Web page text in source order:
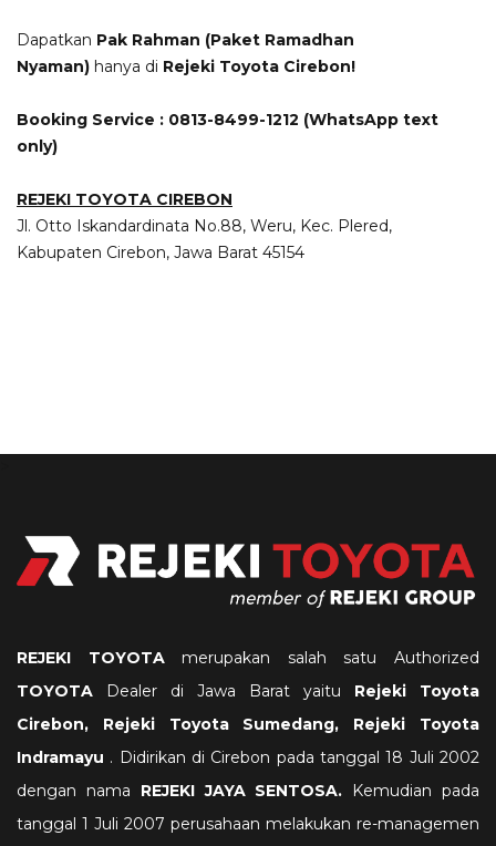
Dapatkan Pak Rahman (Paket Ramadhan
Nyaman) hanya di Rejeki Toyota Cirebon!
Booking Service : 0813-8499-1212 (WhatsApp text
only)
REJEKI TOYOTA CIREBON
Jl. Otto Iskandardinata No.88, Weru, Kec. Plered,
Kabupaten Cirebon, Jawa Barat 45154
REJEKI TOYOTAmerupakan salah satu Authorized
TOYOTA Dealer di Jawa Barat yaitu Rejeki
Toyota
Cirebon, Rejeki Toyota Sumedang, Rejeki Toyota
Indramayu . Didirikan di Cirebon pada tanggal 18 Juli 2002
dengan nama REJEKI JAYA SENTOSA. Kemudian pada
tanggal 1 Juli 2007 perusahaan melakukan re-managemen